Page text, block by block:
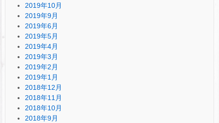
2019年10月
2019年9月
2019年6月
2019年5月
2019年4月
2019年3月
2019年2月
2019年1月
2018年12月
2018年11月
2018年10月
2018年9月